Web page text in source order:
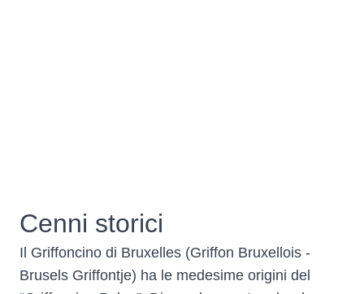
Cenni storici
Il Griffoncino di Bruxelles (Griffon Bruxellois -
Brusels Griffontje) ha le medesime origini del